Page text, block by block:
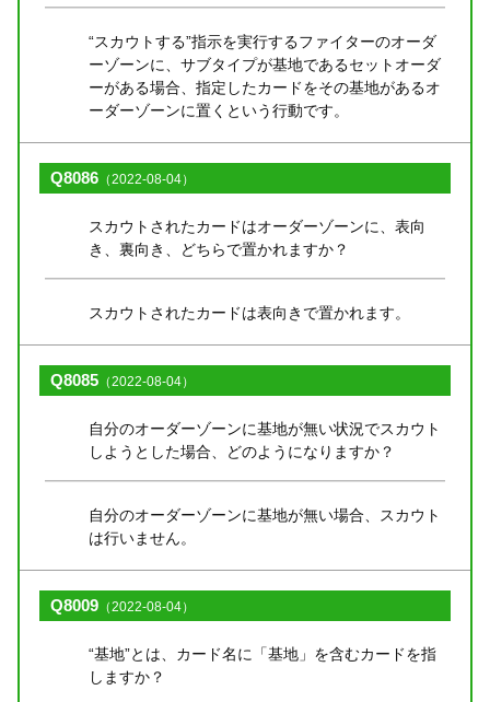
“スカウトする”指示を実行するファイターのオーダ
ーゾーンに、サブタイプが基地であるセットオーダ
ーがある場合、指定したカードをその基地があるオ
ーダーゾーンに置くという行動です。
Q8086 （2022-08-04）
スカウトされたカードはオーダーゾーンに、表向
き、裏向き、どちらで置かれますか？
スカウトされたカードは表向きで置かれます。
Q8085 （2022-08-04）
自分のオーダーゾーンに基地が無い状況でスカウト
しようとした場合、どのようになりますか？
自分のオーダーゾーンに基地が無い場合、スカウト
は行いません。
Q8009 （2022-08-04）
“基地”とは、カード名に「基地」を含むカードを指
しますか？